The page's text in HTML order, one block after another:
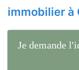
immobilier à
Je demande